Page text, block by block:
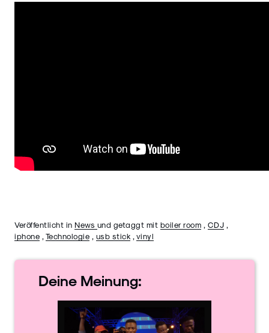
Veröffentlicht in News und getaggt mit boiler room CDJ
iphone
Technologie usb stick vinyl
Deine Meinung: